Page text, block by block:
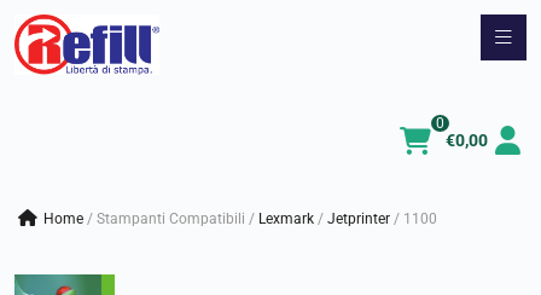
Vai
€0,00
0
Home / Stampanti Compatibili / lexmark / jetprinter / 1100